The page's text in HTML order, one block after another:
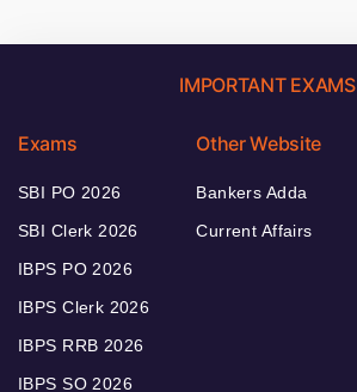
IMPORTANT EXAMS
Exams
SBI PO 2026
SBI Clerk 2026
IBPS PO 2026
IBPS Clerk 2026
IBPS RRB 2026
IBPS SO 2026
Other Website
Bankers Adda
Current Affairs